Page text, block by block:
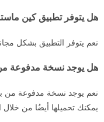
هل يتوفر تطبيق كين ماستر
نعم يتوفر التطبيق بشكل
هل يوجد نسخة مدفوعة
نعم يوجد نسخة مدفوعة من
يمكنك تحميلها أيضُا من